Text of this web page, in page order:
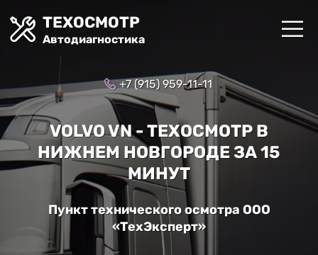
ТЕХОСМОТР
Автодиагностика
+7 (915) 959-11-11
VOLVO VN - ТЕХОСМОТР В
НИЖНЕМ НОВГОРОДЕ ЗА 15
МИНУТ
Пункт технического осмотра ООО
«ТехЭксперт»